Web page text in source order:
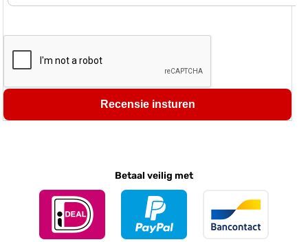
Recensie insturen
Betaal veilig met